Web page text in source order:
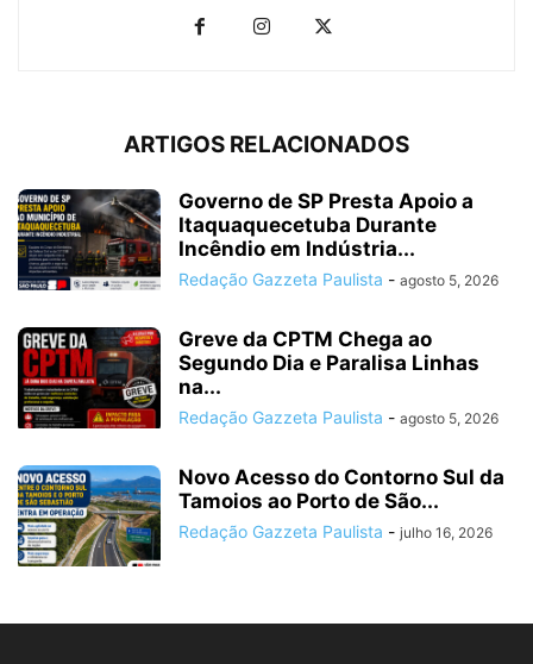
ARTIGOS RELACIONADOS
Governo de SP Presta Apoio a
Itaquaquecetuba Durante
Incêndio em Indústria...
Redação Gazzeta Paulista - agosto 5, 2026
Greve da CPTM Chega ao
Segundo Dia e Paralisa Linhas
na...
Redação Gazzeta Paulista - agosto 5, 2026
Novo Acesso do Contorno Sul da
Tamoios ao Porto de São...
Redação Gazzeta Paulista - julho 16, 2026